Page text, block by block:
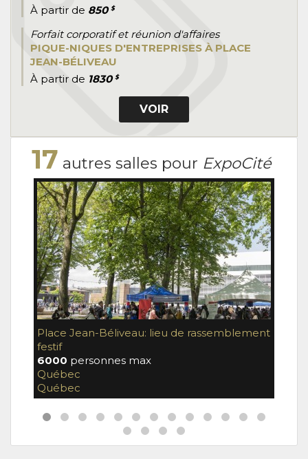
À partir de 850$
Forfait corporatif et réunion d'affaires
PIQUE-NIQUES D'ENTREPRISES À PLACE
JEAN-BÉLIVEAU
À partir de 1830$
VOIR
17 autres salles pour ExpoCité
Place Jean-Béliveau: lieu de rassemblement
festif
6000 personnes max
Québec
Québec